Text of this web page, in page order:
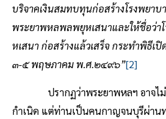
บริจาคเงินสมทบทุนก่อสร้างโรงพยา
พระยาพหลพลพยุหเสนาและให้ชื่อว่
หเสนา ก่อสร้างแล้วเสร็จ กระทำพิธีเ
๓-๕ พฤษภาคม พ.ศ.๒๔๙๖”[2]
ปรากฏว่าพระยาพหลฯ อาจไม่
กำเนิด แต่ท่านเป็นคนกาญจนบุรีผ่านท